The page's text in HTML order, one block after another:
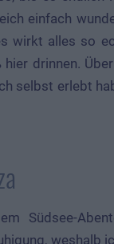
einfach
wirkt alles so
drinnen.
selbst erlebt
Südsee-
weshalb